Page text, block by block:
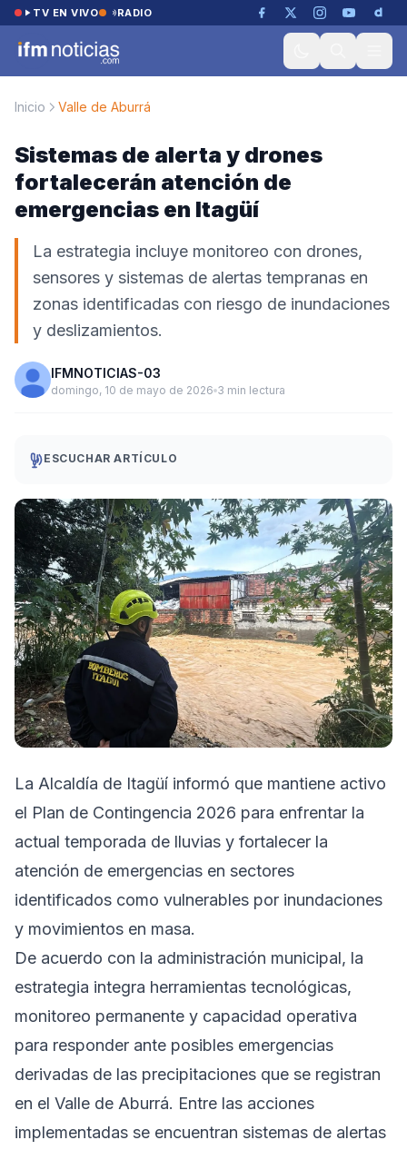
Saltar al contenido
TV EN VIVO RADIO
Inicio Valle de Aburrá
Sistemas de alerta y drones
fortalecerán atención de
emergencias en Itagüí
La estrategia incluye monitoreo con drones,
sensores y sistemas de alertas tempranas en
zonas identificadas con riesgo de inundaciones
y deslizamientos.
IFMNOTICIAS-03
domingo, 10 de mayo de 2026 3 min lectura
ESCUCHAR ARTÍCULO
La Alcaldía de Itagüí informó que mantiene activo
el Plan de Contingencia 2026 para enfrentar la
actual temporada de lluvias y fortalecer la
atención de emergencias en sectores
identificados como vulnerables por inundaciones
y movimientos en masa.
De acuerdo con la administración municipal, la
estrategia integra herramientas tecnológicas,
monitoreo permanente y capacidad operativa
para responder ante posibles emergencias
derivadas de las precipitaciones que se registran
en el Valle de Aburrá. Entre las acciones
implementadas se encuentran sistemas de alertas